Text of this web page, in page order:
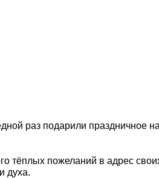
раз подарили праздничное
тёплых пожеланий в адрес
духа.